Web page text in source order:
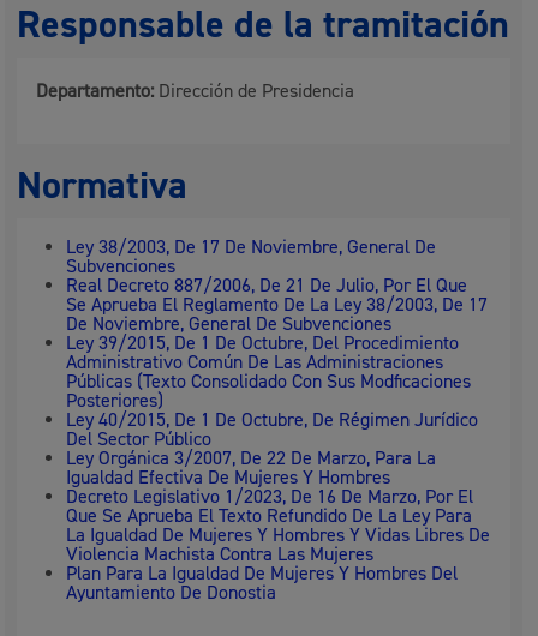
Responsable de la tramitación
Departamento: Dirección de Presidencia
Normativa
Ley 38/2003, De 17 De Noviembre, General De
Subvenciones
Real Decreto 887/2006, De 21 De Julio, Por El Que
Se Aprueba El Reglamento De La Ley 38/2003, De 17
De Noviembre, General De Subvenciones
Ley 39/2015, De 1 De Octubre, Del Procedimiento
Administrativo Común De Las Administraciones
Públicas (Texto Consolidado Con Sus Modficaciones
Posteriores)
Ley 40/2015, De 1 De Octubre, De Régimen Jurídico
Del Sector Público
Ley Orgánica 3/2007, De 22 De Marzo, Para La
Igualdad Efectiva De Mujeres Y Hombres
Decreto Legislativo 1/2023, De 16 De Marzo, Por El
Que Se Aprueba El Texto Refundido De La Ley Para
La Igualdad De Mujeres Y Hombres Y Vidas Libres De
Violencia Machista Contra Las Mujeres
Plan Para La Igualdad De Mujeres Y Hombres Del
Ayuntamiento De Donostia